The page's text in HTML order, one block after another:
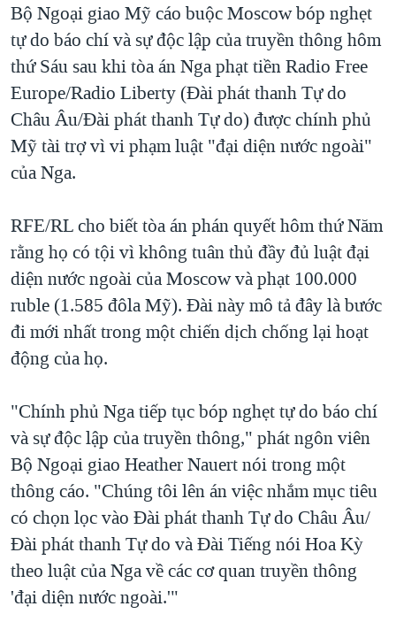
GIÁO DỤC
THƯỢNG ĐỈNH TRUMP-KIM TẠI VIỆT NAM
TRỊNH VĨNH BÌNH VS. CHÍNH PHỦ VIỆT NAM
NGƯ DÂN VIỆT VÀ LÀN SÓNG TRỘM HẢI SÂM
BÊN KIA QUỐC LỘ: TIẾNG VỌNG TỪ NÔNG THÔN MỸ
Bộ Ngoại giao Mỹ cáo buộc Moscow bóp nghẹt
tự do báo chí và sự độc lập của truyền thông hôm
thứ Sáu sau khi tòa án Nga phạt tiền Radio Free
Europe/Radio Liberty (Đài phát thanh Tự do
Châu Âu/Đài phát thanh Tự do) được chính phủ
Mỹ tài trợ vì vi phạm luật "đại diện nước ngoài"
của Nga.
RFE/RL cho biết tòa án phán quyết hôm thứ Năm
rằng họ có tội vì không tuân thủ đầy đủ luật đại
diện nước ngoài của Moscow và phạt 100.000
ruble (1.585 đôla Mỹ). Đài này mô tả đây là bước
đi mới nhất trong một chiến dịch chống lại hoạt
động của họ.
"Chính phủ Nga tiếp tục bóp nghẹt tự do báo chí
và sự độc lập của truyền thông," phát ngôn viên
Bộ Ngoại giao Heather Nauert nói trong một
thông cáo. "Chúng tôi lên án việc nhắm mục tiêu
có chọn lọc vào Đài phát thanh Tự do Châu Âu/
Đài phát thanh Tự do và Đài Tiếng nói Hoa Kỳ
theo luật của Nga về các cơ quan truyền thông
'đại diện nước ngoài.'"